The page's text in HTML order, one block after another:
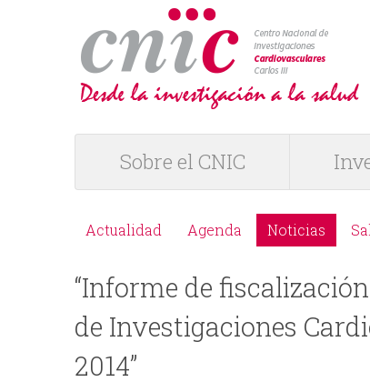
ú
P
Sobre el CNIC
e
n
Actualidad Agenda Noticias
“Informe de
de Investigaciones
2014”